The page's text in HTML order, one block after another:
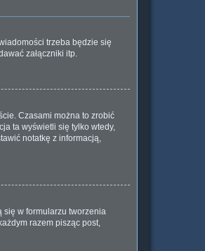
trzeba będzie się
załączniki itp.
Czasami można to zrobić
ta wyświetli się tylko wtedy,
notatkę z informacją,
się w formularzu tworzenia
razem pisząc post,